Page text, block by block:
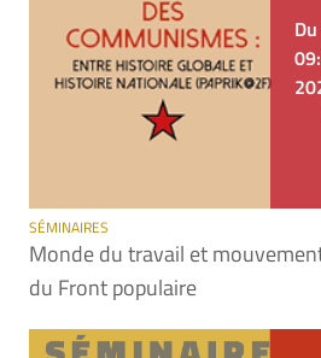
SÉMINAIRES
Monde du travail et
du Front populaire